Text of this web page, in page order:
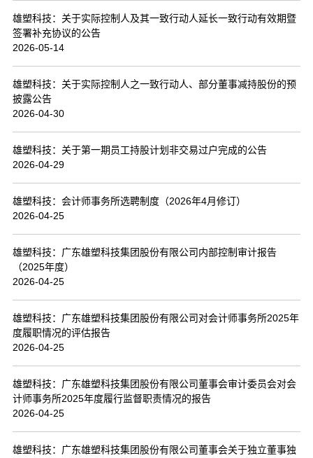
雄塑科技：关于实际控制人及其一致行动人延长一致行动有效期暨
签署补充协议的公告
2026-05-14
雄塑科技：关于实际控制人之一致行动人、部分董事减持股份的预
披露公告
2026-04-30
雄塑科技：关于第一期员工持股计划非交易过户完成的公告
2026-04-29
雄塑科技：会计师事务所选聘制度（2026年4月修订）
2026-04-25
雄塑科技：广东雄塑科技集团股份有限公司内部控制审计报告
（2025年度）
2026-04-25
雄塑科技：广东雄塑科技集团股份有限公司对会计师事务所2025年
度履职情况的评估报告
2026-04-25
雄塑科技：广东雄塑科技集团股份有限公司董事会审计委员会对会
计师事务所2025年度履行监督职责情况的报告
2026-04-25
雄塑科技：广东雄塑科技集团股份有限公司董事会关于独立董事独